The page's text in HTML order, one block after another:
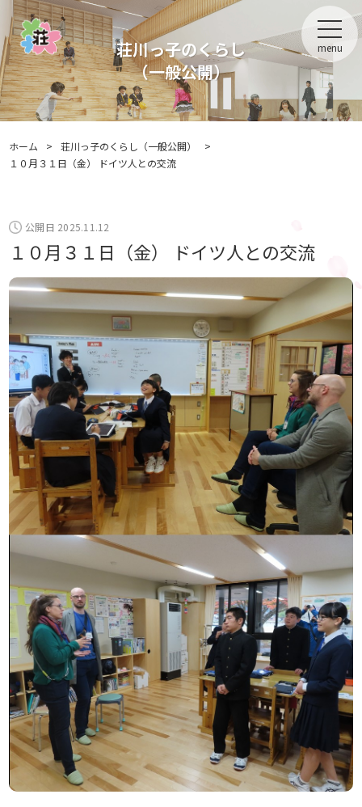
menu
荘川っ子のくらし
（一般公開）
ホーム > 荘川っ子のくらし（一般公開）
>
１０月３１日（金） ドイツ人との交流
公開日 2025.11.12
１０月３１日（金） ドイツ人との交流